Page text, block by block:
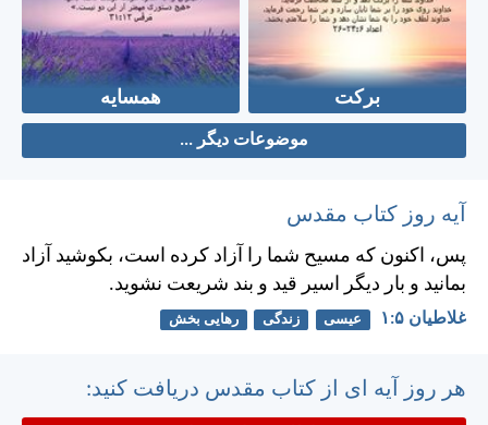
برکت همسایه
موضوعات دیگر ...
آیه روز کتاب مقدس
پس، اكنون كه مسيح شما را آزاد كرده است، بكوشيد آزاد
بمانيد و بار ديگر اسير قيد و بند شريعت نشويد.
غلاطيان ۵:‏۱ عیسی زندگی رهایی بخش
هر روز آیه ای از کتاب مقدس دریافت کنید: